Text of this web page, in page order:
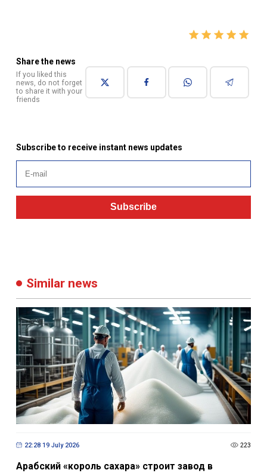
Share the news
If you liked this
news, do not forget
to share it with your
friends
Subscribe to receive instant news updates
Subscribe
Similar news
22:28 19 July 2026 223
Арабский «король сахара» строит завод в